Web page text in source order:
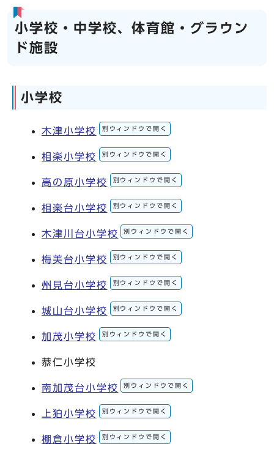
小学校・中学校、体育館・グラウン
ド施設
小学校
木津小学校 別ウィンドウで開く
相楽小学校 別ウィンドウで開く
高の原小学校 別ウィンドウで開く
相楽台小学校 別ウィンドウで開く
木津川台小学校 別ウィンドウで開く
梅美台小学校 別ウィンドウで開く
州見台小学校 別ウィンドウで開く
城山台小学校 別ウィンドウで開く
加茂小学校 別ウィンドウで開く
恭仁小学校
南加茂台小学校 別ウィンドウで開く
上狛小学校 別ウィンドウで開く
棚倉小学校 別ウィンドウで開く